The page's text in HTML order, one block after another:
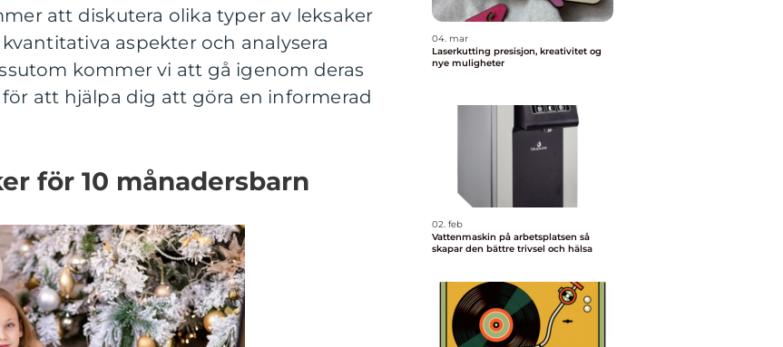
att diskutera olika typer av leksaker
aspekter och analysera
kommer vi att gå igenom deras
att hjälpa dig att göra en informerad
för 10 månadersbarn
04. mar
Laserkutting presisjon, kreativitet og
nye muligheter
02. feb
Vattenmaskin på arbetsplatsen så
skapar den bättre trivsel och hälsa